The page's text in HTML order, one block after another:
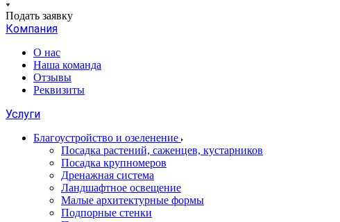
Подать заявку
Компания
О нас
Наша команда
Отзывы
Реквизиты
Услуги
Благоустройство и озеленение
Посадка растений, саженцев, кустарников
Посадка крупномеров
Дренажная система
Ландшафтное освещение
Малые архитектурные формы
Подпорные стенки